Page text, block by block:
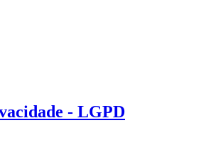
- LGPD